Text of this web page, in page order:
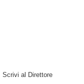
Scrivi al Direttore